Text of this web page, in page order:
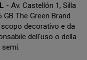
- Av. Castellón 1, Silla
The Green Brand
decorativo e da
dell'uso o della